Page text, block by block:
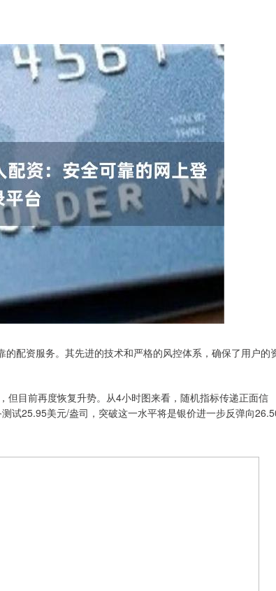
配资服务。其先进的技术和严格的风控体系，确保了用户的
目前再度恢复升势。从4小时图来看，随机指标传递正面信
试25.95美元/盎司，突破这一水平将是银价进一步反弹向